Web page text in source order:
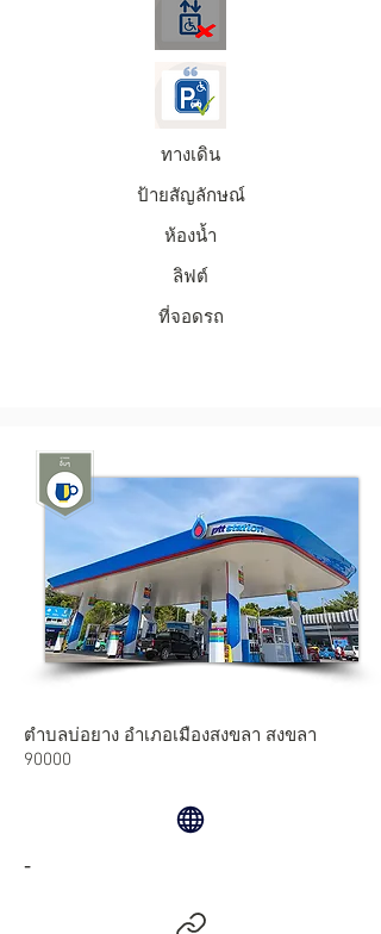
ทางเดิน
ป้ายสัญลักษณ์
ห้องน้ำ
ลิฟต์
ที่จอดรถ
ตำบลบ่อยาง อำเภอเมืองสงขลา สงขลา
90000
-